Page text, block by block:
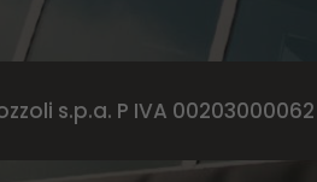
s.p.a. P IVA